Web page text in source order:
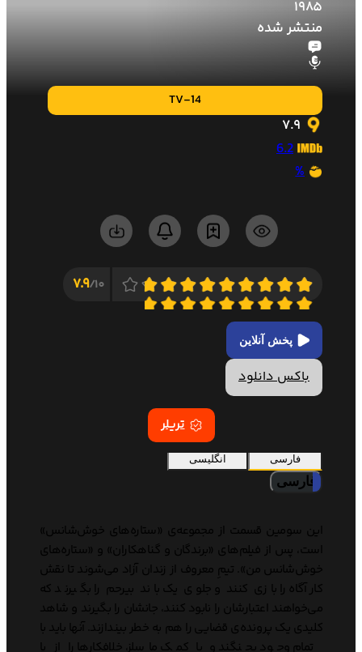
1985
منتشر شده
TV-14
7.9
6.2
%
10/
7.9
پخش آنلاین
باکس دانلود
تریلر
فارسی انگلیسی
فارسی
این سومین قسمت از مجموعه‌ی «ستاره‌های خوش‌شانس»
است، پس از فیلم‌های «برندگان و گناهکاران» و «ستاره‌های
خوش‌شانس من». تیمِ معروف از زندان آزاد می‌شوند تا نقش
کارآگاه را بازی کنند و جلوی یک باند بیرحم را بگیرند که
می‌خواهند اعتبارشان را نابود کنند، جانشان را بگیرند و شاهد
کلیدی یک پرونده‌ی قضایی را هم به خطر بیندازند. آنها باید با
تمام وجود بجنگند و با کمک ماسلز، خلافکارها را از پا